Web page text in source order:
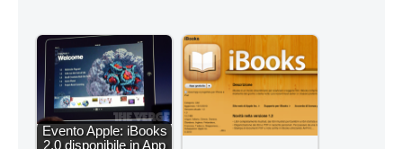
Evento Apple: iBooks
2.0 disponibile in App